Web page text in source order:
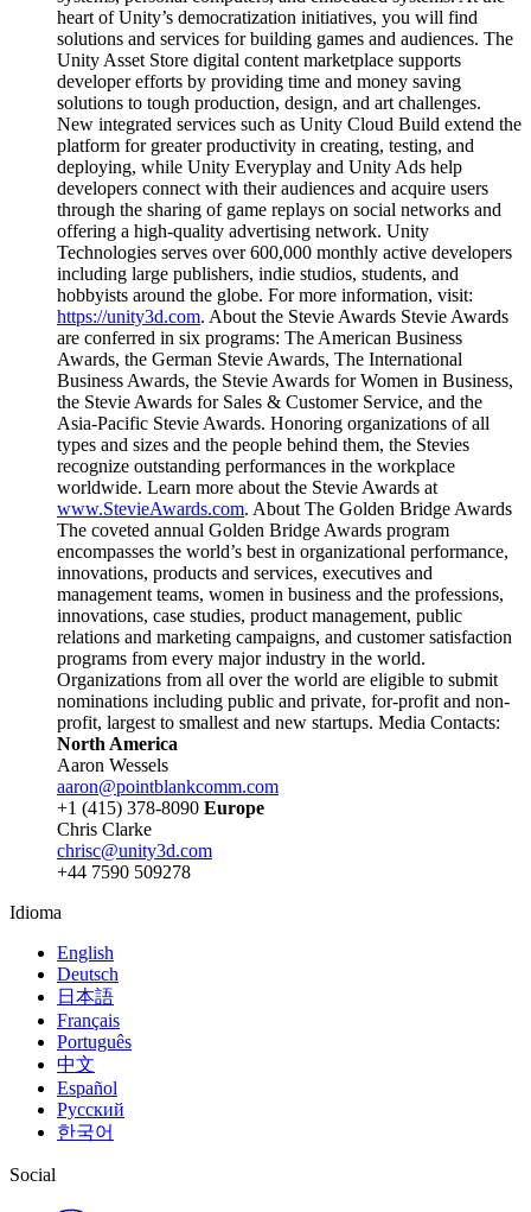
heart of Unity’s democratization initiatives, you will find
solutions and services for building games and audiences. The
Unity Asset Store digital content marketplace supports
developer efforts by providing time and money saving
solutions to tough production, design, and art challenges.
New integrated services such as Unity Cloud Build extend the
platform for greater productivity in creating, testing, and
deploying, while Unity Everyplay and Unity Ads help
developers connect with their audiences and acquire users
through the sharing of game replays on social networks and
offering a high-quality advertising network. Unity
Technologies serves over 600,000 monthly active developers
including large publishers, indie studios, students, and
hobbyists around the globe. For more information, visit:
https://unity3d.com. About the Stevie Awards Stevie Awards
are conferred in six programs: The American Business
Awards, the German Stevie Awards, The International
Business Awards, the Stevie Awards for Women in Business,
the Stevie Awards for Sales & Customer Service, and the
Asia-Pacific Stevie Awards. Honoring organizations of all
types and sizes and the people behind them, the Stevies
recognize outstanding performances in the workplace
worldwide. Learn more about the Stevie Awards at
www.StevieAwards.com. About The Golden Bridge Awards
The coveted annual Golden Bridge Awards program
encompasses the world’s best in organizational performance,
innovations, products and services, executives and
management teams, women in business and the professions,
innovations, case studies, product management, public
relations and marketing campaigns, and customer satisfaction
programs from every major industry in the world.
Organizations from all over the world are eligible to submit
nominations including public and private, for-profit and non-
profit, largest to smallest and new startups. Media Contacts:
North America
Aaron Wessels
aaron@pointblankcomm.com
+1 (415) 378-8090 Europe
Chris Clarke
chrisc@unity3d.com
+44 7590 509278
Idioma
English
Deutsch
日本語
Français
Português
中文
Español
Русский
한국어
Social